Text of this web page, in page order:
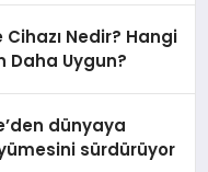
Nedir? Hangi
Daha Uygun?
dünyaya
sürdürüyor